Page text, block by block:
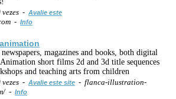
- Avalie este
- Info
magazines and books, both digital
short films 2d and 3d title sequences
and teaching arts from children
- Avalie este site - flanca-illustration-
- Info